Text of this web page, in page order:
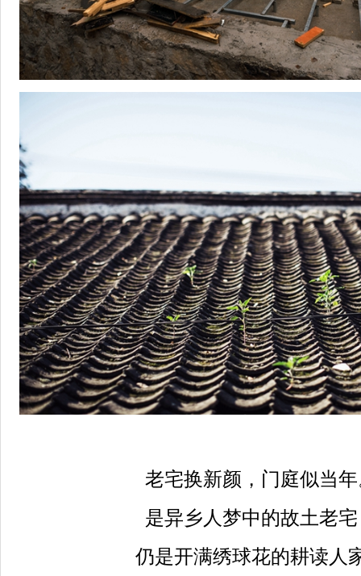
老宅换新颜，门庭似当
是异乡人梦中的故土老
仍是开满绣球花的耕读人